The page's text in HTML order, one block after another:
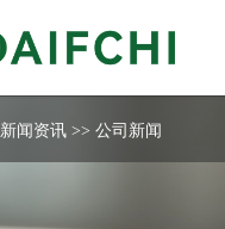
新闻资讯 >>公司新闻